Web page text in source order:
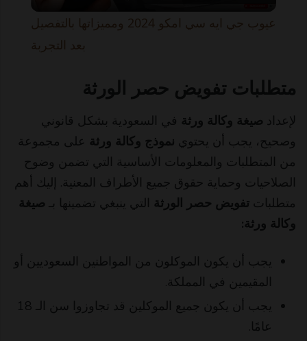
y
V
i
d
عيوب جي ايه سي امكو 2024 ومميزاتها بالتفصيل
بعد التجربة
متطلبات تفويض حصر الورثة
لإعداد صيغة وكالة ورثة في السعودية بشكل قانوني
وصحيح، يجب أن يحتوي نموذج وكالة ورثة على مجموعة
من المتطلبات والمعلومات الأساسية التي تضمن وضوح
الصلاحيات وحماية حقوق جميع الأطراف المعنية. إليك أهم
متطلبات تفويض حصر الورثة التي ينبغي تضمينها بـ صيغة
وكالة ورثة:
يجب أن يكون الموكلون من المواطنين السعوديين أو
المقيمين في المملكة.
يجب أن يكون جميع الموكلين قد تجاوزوا سن الـ 18
عامًا.